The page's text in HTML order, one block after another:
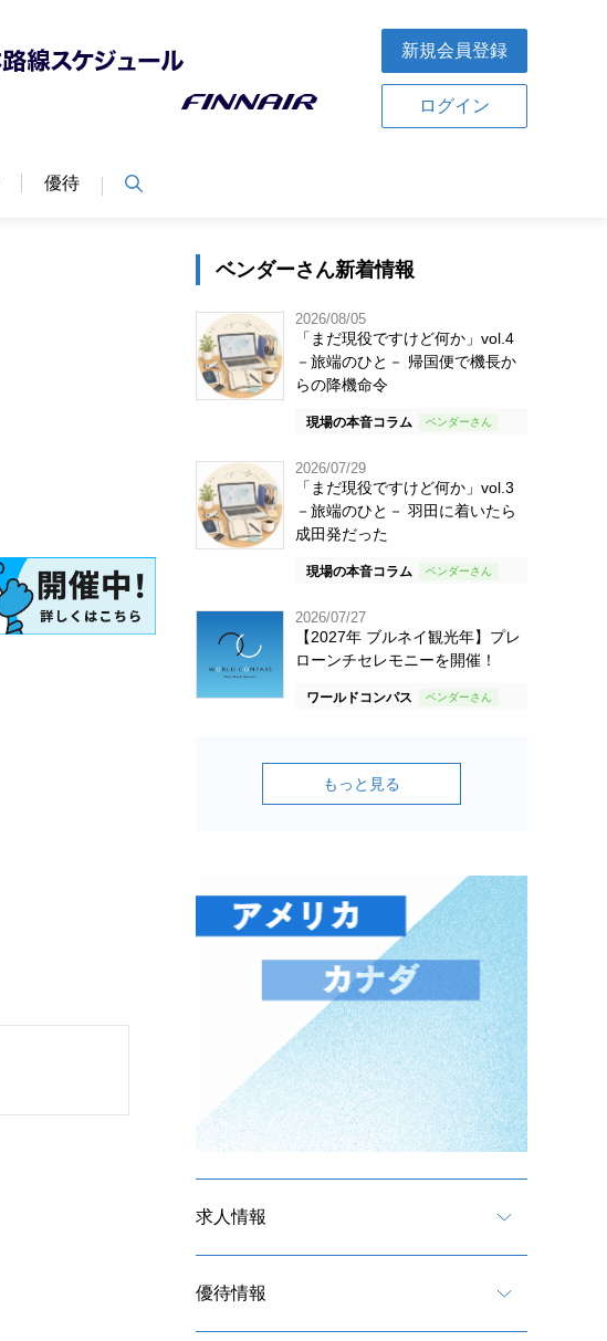
新規会員登録
ログイン
優待
ベンダーさん新着情報
2026/08/05
「まだ現役ですけど何か」vol.4
－旅端のひと－ 帰国便で機長か
らの降機命令
現場の本音コラム
2026/07/29
「まだ現役ですけど何か」vol.3
－旅端のひと－ 羽田に着いたら
成田発だった
現場の本音コラム
2026/07/27
【2027年 ブルネイ観光年】プレ
ローンチセレモニーを開催！
ワールドコンパス
もっと見る
求人情報
優待情報